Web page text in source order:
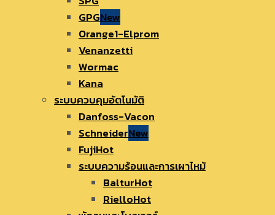
GPG
Orange1-Elprom
Venanzetti
Wormac
Kana
ระบบควบคุมอัตโนมัติ
Danfoss-Vacon
Schneider
Fuji
ระบบความร้อนและการเผาไหม้
Baltur
Riello